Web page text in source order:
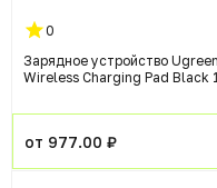
0
Зарядное устройство
Wireless Charging Pad Black
от 977.00 ₽